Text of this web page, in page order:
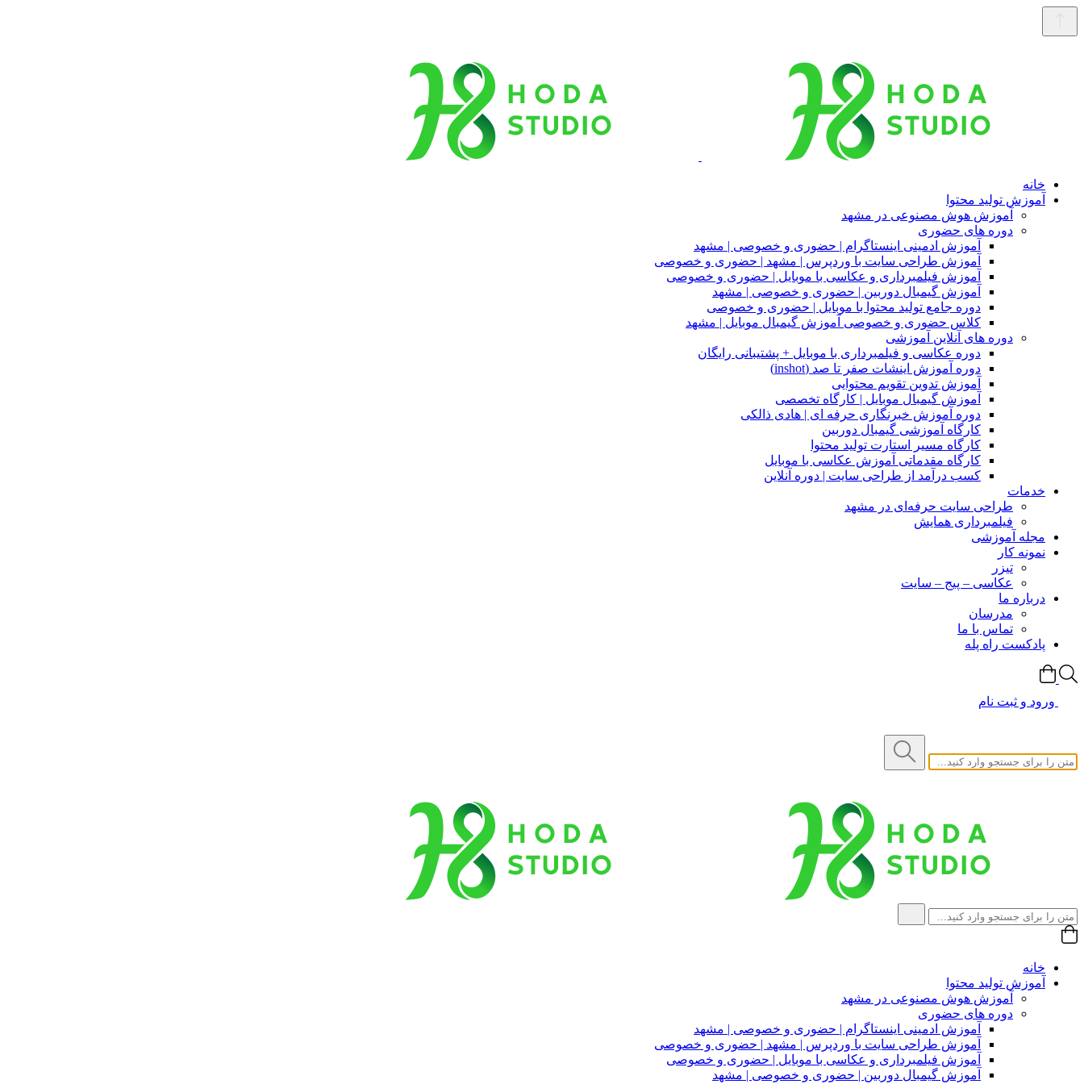
خانه
آموزش تولید محتوا
آموزش هوش مصنوعی در مشهد
دوره های حضوری
آموزش ادمینی اینستاگرام | حضوری و خصوصی | مشهد
آموزش طراحی سایت با وردپرس | مشهد | حضوری و خصوصی
آموزش فیلمبرداری و عکاسی با موبایل | حضوری و خصوصی
آموزش گیمبال دوربین | حضوری و خصوصی | مشهد
دوره جامع تولید محتوا با موبایل | حضوری و خصوصی
کلاس حضوری و خصوصی آموزش گیمبال موبایل | مشهد
دوره های آنلاین آموزشی
دوره عکاسی و فیلمبرداری با موبایل + پشتیبانی رایگان
دوره آموزش اینشات صفر تا صد (inshot)
آموزش تدوین تقویم محتوایی
آموزش گیمبال موبایل | کارگاه تخصصی
دوره آموزش خبرنگاری حرفه ای | هادی ذالکی
کارگاه آموزشی گیمبال دوربین
کارگاه مسیر استارت تولید محتوا
کارگاه مقدماتی آموزش عکاسی با موبایل
کسب درآمد از طراحی سایت | دوره آنلاین
خدمات
طراحی سایت حرفه‌ای در مشهد
فیلمبرداری همایش
مجله آموزشی
نمونه کار
تیزر
عکاسی – پیج – سایت
درباره ما
مدرسان
تماس با ما
پادکست راه پله
ورود و ثبت نام
خانه
آموزش تولید محتوا
آموزش هوش مصنوعی در مشهد
دوره های حضوری
آموزش ادمینی اینستاگرام | حضوری و خصوصی | مشهد
آموزش طراحی سایت با وردپرس | مشهد | حضوری و خصوصی
آموزش فیلمبرداری و عکاسی با موبایل | حضوری و خصوصی
آموزش گیمبال دوربین | حضوری و خصوصی | مشهد